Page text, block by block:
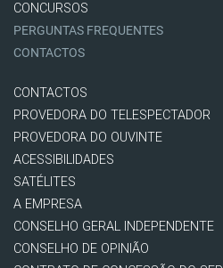
CONCURSOS
PERGUNTAS FREQUENTES
CONTACTOS
CONTACTOS
PROVEDORA DO TELESPECTADOR
PROVEDORA DO OUVINTE
ACESSIBILIDADES
SATÉLITES
A EMPRESA
CONSELHO GERAL INDEPENDENTE
CONSELHO DE OPINIÃO